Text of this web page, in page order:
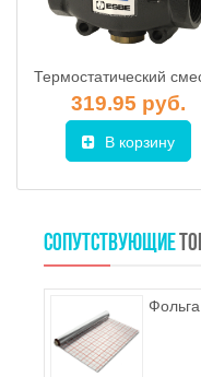
319.95 руб.
В корзину
СОПУТСТВУЮЩИЕ